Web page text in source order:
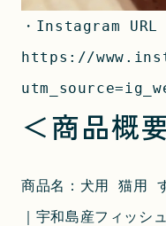
https://
＜商品概
商品名：犬用 猫用
｜宇和島産フィッシ